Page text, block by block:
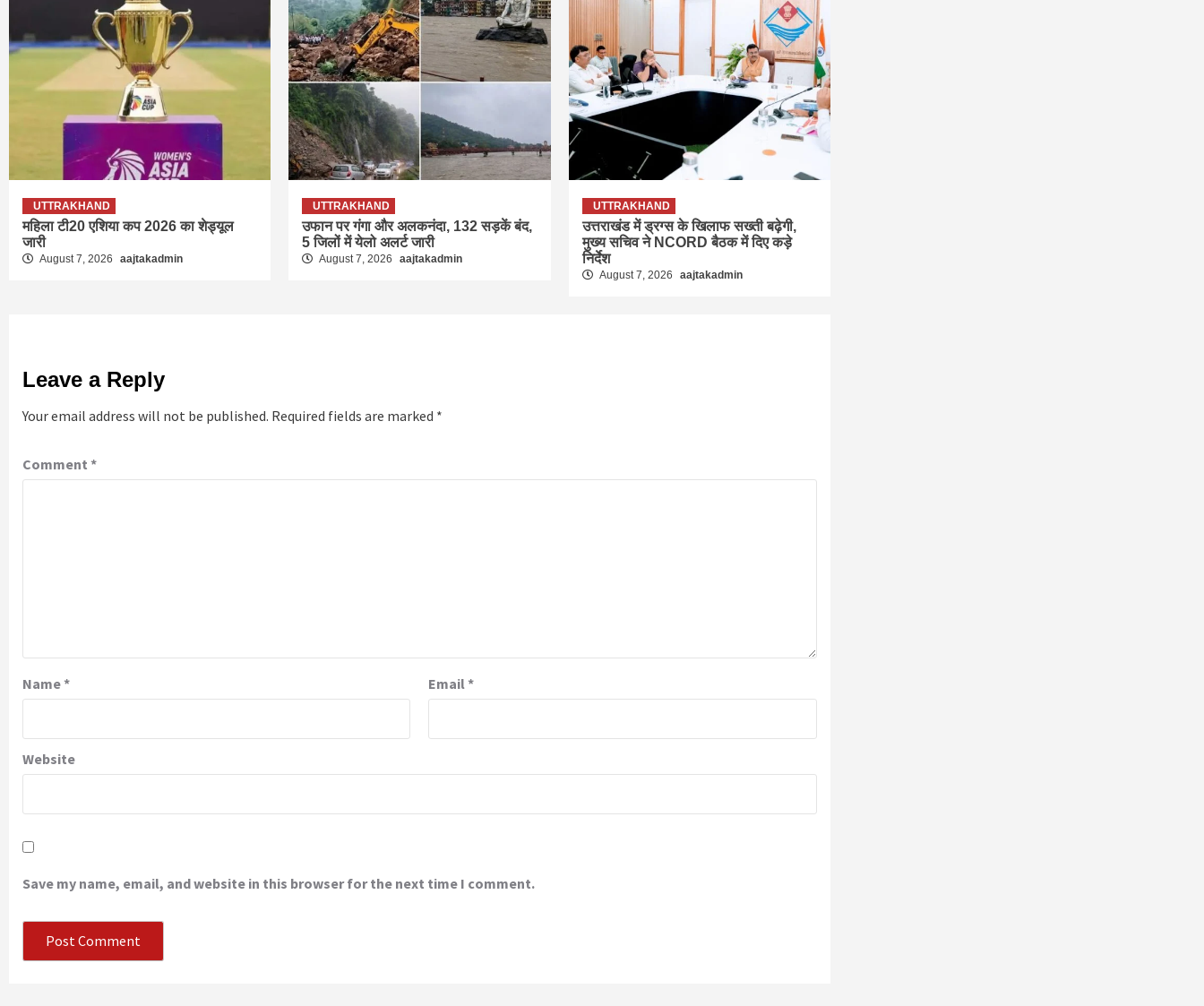
UTTRAKHAND
महिला टी20 एशिया कप 2026 का शेड्यूल
जारी
August 7, 2026 aajtakadmin
UTTRAKHAND
उफान पर गंगा और अलकनंदा, 132 सड़कें बंद,
5 जिलों में येलो अलर्ट जारी
August 7, 2026 aajtakadmin
UTTRAKHAND
उत्तराखंड में ड्रग्स के खिलाफ सख्ती बढ़ेगी,
मुख्य सचिव ने NCORD बैठक में दिए कड़े
निर्देश
August 7, 2026 aajtakadmin
Leave a Reply
Your email address will not be published. Required fields are marked *
Comment *
Name* Email*
Website
Save my name, email, and website in this browser for the next time I comment.